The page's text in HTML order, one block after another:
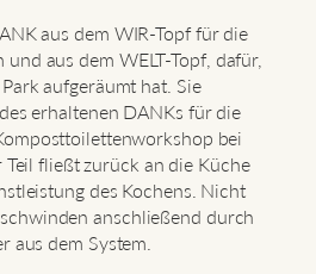
aus dem WIR-Topf für die
aus dem WELT-Topf, dafür,
aufgeräumt hat. Sie
erhaltenen DANKs für die
bei
Teil fließt zurück an die Küche
des Kochens. Nicht
anschließend durch
aus dem System.